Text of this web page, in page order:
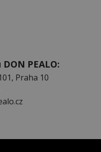
PEALO:
Praha 10